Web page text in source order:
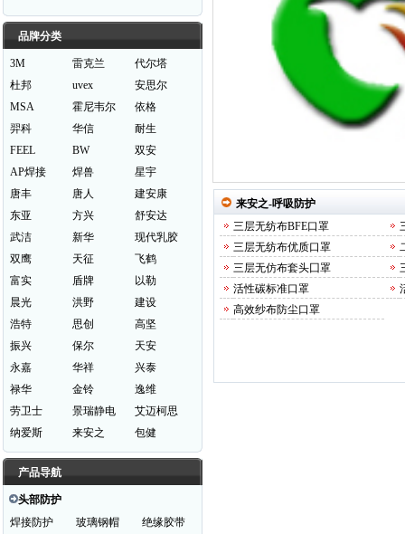
品牌分类
3M 雷克兰
代尔塔
杜邦
uvex
安思尔
MSA
霍尼韦尔
依格
羿科
华信
耐生
FEEL
BW
双安
AP焊接
焊兽
星宇
唐丰
唐人
建安康
东亚
方兴
舒安达
武洁
新华
现代乳胶
双鹰
天征
飞鹤
富实
盾牌
以勒
晨光
洪野
建设
浩特
思创
高坚
振兴
保尔
天安
永嘉
华祥
兴泰
禄华
金铃
逸维
劳卫士
景瑞静电
艾迈柯思
纳爱斯
来安之 包健
产品导航
头部防护
焊接防护
玻璃钢帽
绝缘胶带
来安之-呼吸防护
三层无纺布BFE口罩
三层无纺布优质口罩
三层无仿布套头囗罩
活性碳标准口罩
高效纱布防尘口罩